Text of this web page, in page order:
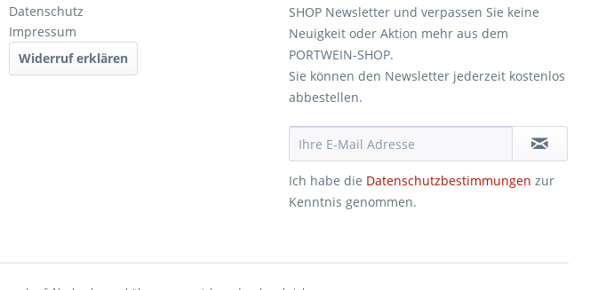
Datenschutz
Impressum
Widerruf erklären
SHOP Newsletter und verpassen Sie keine
Neuigkeit oder Aktion mehr aus dem
PORTWEIN-SHOP.
Sie können den Newsletter jederzeit kostenlos
abbestellen.
Ich habe die Datenschutzbestimmungen zur
Kenntnis genommen.